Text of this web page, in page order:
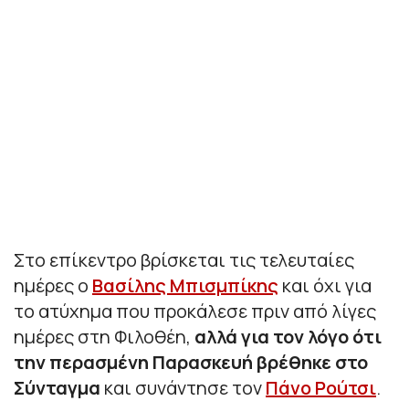
Στο επίκεντρο βρίσκεται τις τελευταίες
ημέρες ο Βασίλης Μπισμπίκης και όχι για
το ατύχημα που προκάλεσε πριν από λίγες
ημέρες στη Φιλοθέη, αλλά για τον λόγο ότι
την περασμένη Παρασκευή βρέθηκε στο
Σύνταγμα και συνάντησε τονΠάνο Ρούτσι.